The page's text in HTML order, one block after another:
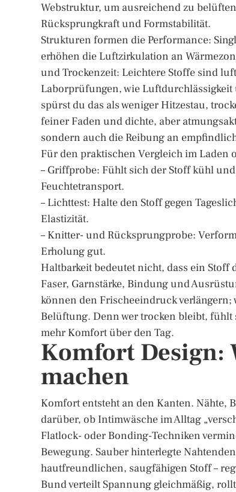
Webstruktur, um ausreichend zu
Rücksprungkraft und Formstabilität.
Strukturen formen die Performance:
erhöhen die Luftzirkulation an
und Trockenzeit: Leichtere Stoffe sind
Laborprüfungen, wie
spürst du das als weniger Hitzestau,
feiner Faden und dichte, aber
sondern auch die Reibung an
Für den praktischen Vergleich im
– Griffprobe: Fühlt sich der Stoff kühl
Feuchtetransport.
– Lichttest: Halte den Stoff gegen
Elastizität.
– Knitter- und Rücksprungprobe:
Erholung gut.
Haltbarkeit bedeutet nicht, dass ein Stoff
Faser, Garnstärke, Bindung und
können den Frischeeindruck
Belüftung. Denn wer trocken bleibt, fühlt
mehr Komfort über den Tag.
Komfort Design:
machen
Komfort entsteht an den Kanten. Nähte,
darüber, ob Intimwäsche im Alltag
Flatlock- oder Bonding-Techniken
Bewegung. Sauber hinterlegte
hautfreundlichen, saugfähigen Stoff –
Bund verteilt Spannung gleichmäßig,